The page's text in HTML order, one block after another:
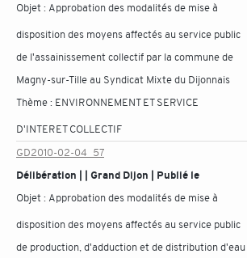
Objet : Approbation des modalités de mise à
disposition des moyens affectés au service public
de l'assainissement collectif par la commune de
Magny-sur-Tille au Syndicat Mixte du Dijonnais
Thème : ENVIRONNEMENT ET SERVICE
D'INTERET COLLECTIF
GD2010-02-04_57
Délibération | | Grand Dijon | Publié le
Objet : Approbation des modalités de mise à
disposition des moyens affectés au service public
de production, d'adduction et de distribution d'eau